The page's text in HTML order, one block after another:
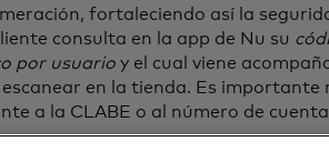
fortaleciendo así la
consulta en la app de Nu su
por usuario y el cual viene
en la tienda. Es importante
a la CLABE o al número de